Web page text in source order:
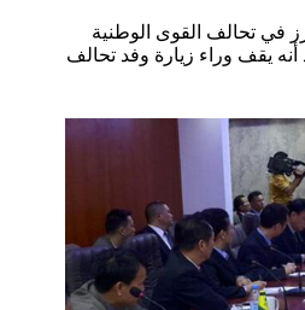
في تحالف القوى الوطنية
أنه يقف وراء زيارة وفد تحالف